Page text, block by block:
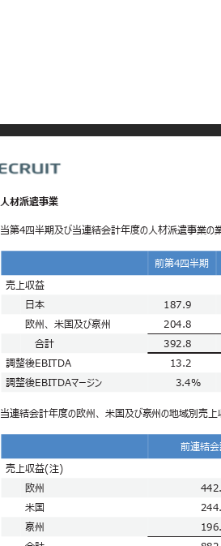
人材派遣事業
当第4四半期及び当連結会計年度の人材派遣事業の業
前第4四半
売上収益
日本
187.9
204.8
392.8
13.2
欧州、 米国及び豪州
合計
調整後EBITDA
調整後EBITDAマージン
3.4%
当連結会計年度の欧州、 米国及び豪州の地域別売上
前連結
売上収益(注)
欧州
米国
豪州